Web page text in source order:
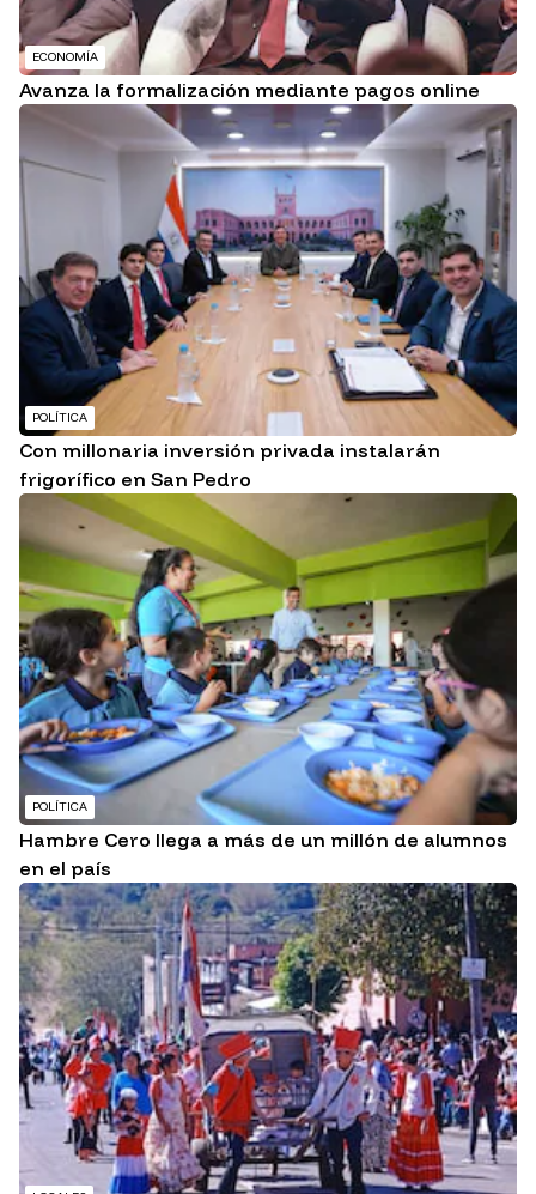
ECONOMÍA
Avanza la formalización mediante pagos online
POLÍTICA
Con millonaria inversión privada instalarán
frigorífico en San Pedro
POLÍTICA
Hambre Cero llega a más de un millón de alumnos
en el país